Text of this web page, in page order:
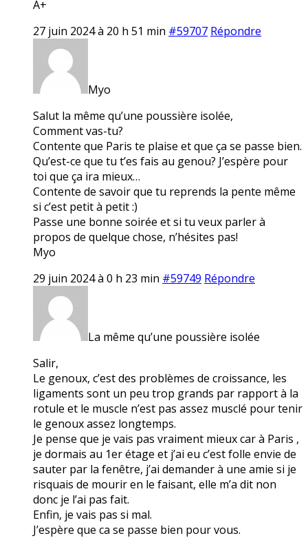
A+
27 juin 2024 à 20 h 51 min #59707 Répondre
Myo
Salut la même qu’une poussière isolée,
Comment vas-tu?
Contente que Paris te plaise et que ça se passe bien.
Qu’est-ce que tu t’es fais au genou? J’espère pour
toi que ça ira mieux…
Contente de savoir que tu reprends la pente même
si c’est petit à petit :)
Passe une bonne soirée et si tu veux parler à
propos de quelque chose, n’hésites pas!
Myo
29 juin 2024 à 0 h 23 min #59749 Répondre
La même qu’une poussière isolée
Salir,
Le genoux, c’est des problèmes de croissance, les
ligaments sont un peu trop grands par rapport à la
rotule et le muscle n’est pas assez musclé pour tenir
le genoux assez longtemps.
Je pense que je vais pas vraiment mieux car à Paris ,
je dormais au 1er étage et j’ai eu c’est folle envie de
sauter par la fenêtre, j’ai demander à une amie si je
risquais de mourir en le faisant, elle m’a dit non
donc je l’ai pas fait.
Enfin, je vais pas si mal.
J’espère que ca se passe bien pour vous.